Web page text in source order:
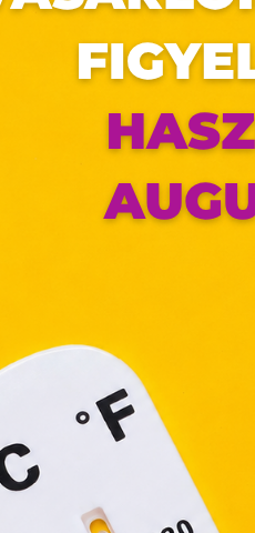
Ez az
fájlok,
eszközén